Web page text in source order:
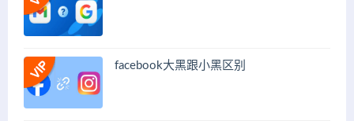
facebook大黑跟小黑区别